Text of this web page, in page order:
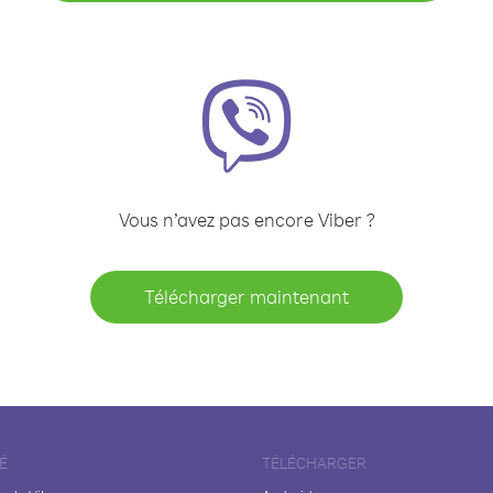
Vous n’avez pas encore Viber ?
Télécharger maintenant
TÉLÉCHARGER